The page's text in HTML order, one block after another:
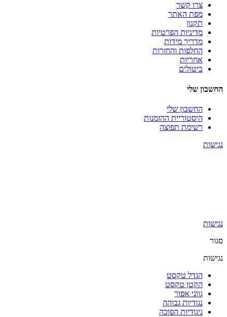
צרו קשר
מפת האתר
תקנון
מדיניות הפרטיות
מדריך מידות
החלפות והחזרות
אחריות
ביטולים
החשבון שלי
החשבון שלי
היסטוריית ההזמנות
רשימת תפוצה
נגישות
נגישות
סגור
נגישות
הגדל טקסט
הקטן טקסט
גווני אפור
נגודיות גבוהה
ניגודיות הפוכה